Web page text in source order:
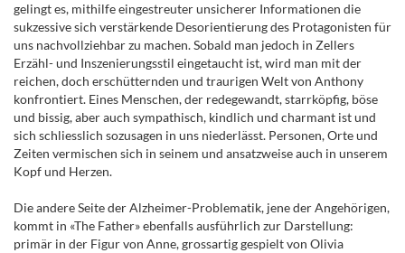
gelingt es, mithilfe eingestreuter unsicherer Informationen die
sukzessive sich verstärkende Desorientierung des Protagonisten für
uns nachvollziehbar zu machen. Sobald man jedoch in Zellers
Erzähl- und Inszenierungsstil eingetaucht ist, wird man mit der
reichen, doch erschütternden und traurigen Welt von Anthony
konfrontiert. Eines Menschen, der redegewandt, starrköpfig, böse
und bissig, aber auch sympathisch, kindlich und charmant ist und
sich schliesslich sozusagen in uns niederlässt. Personen, Orte und
Zeiten vermischen sich in seinem und ansatzweise auch in unserem
Kopf und Herzen.
Die andere Seite der Alzheimer-Problematik, jene der Angehörigen,
kommt in «The Father» ebenfalls ausführlich zur Darstellung:
primär in der Figur von Anne, grossartig gespielt von Olivia